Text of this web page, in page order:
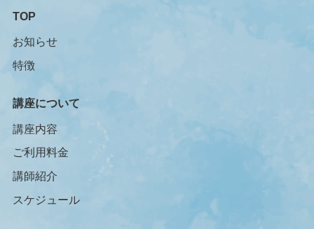
TOP
お知らせ
特徴
講座について
講座内容
ご利用料金
講師紹介
スケジュール